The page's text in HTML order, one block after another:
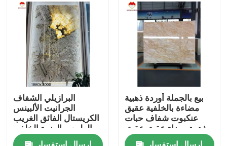
بلاط الحجر الجرانيت
حجر الغرانيت المصقول
ملتهب حجر الجرانيت
لوح رخاميّ حجريّ
قرميد رخاميّ حجريّ
البرازيلي الشفاف
الجرانيت الألبينس
الكريستال الفائق الغريب
الطبيعي الضوء الخلفي
باتاغونيا الكوارتزيت
بيع بالجملة أوردة ذهبية
مضاءة بالخلفية عقيق
عنكبوت شفاف حبات
ذهبية بيضاء عقيق عقيق
حجر